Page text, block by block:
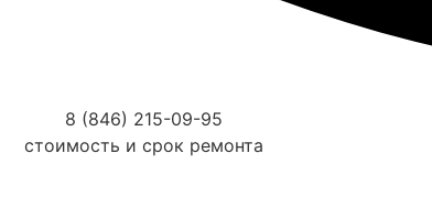
8 (846) 215-09-95
стоимость и срок ремонта